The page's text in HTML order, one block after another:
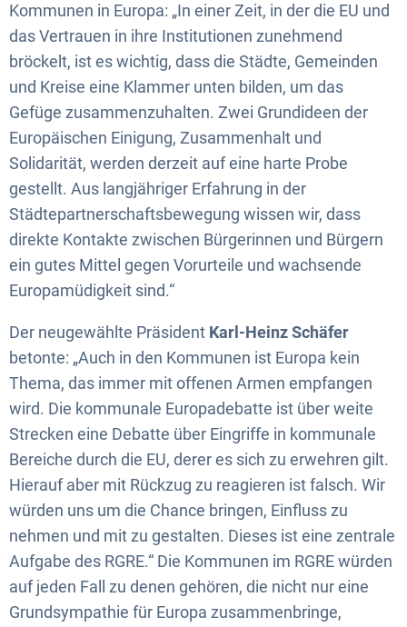
Kommunen in Europa: „In einer Zeit, in der die EU und
das Vertrauen in ihre Institutionen zunehmend
bröckelt, ist es wichtig, dass die Städte, Gemeinden
und Kreise eine Klammer unten bilden, um das
Gefüge zusammenzuhalten. Zwei Grundideen der
Europäischen Einigung, Zusammenhalt und
Solidarität, werden derzeit auf eine harte Probe
gestellt. Aus langjähriger Erfahrung in der
Städtepartnerschaftsbewegung wissen wir, dass
direkte Kontakte zwischen Bürgerinnen und Bürgern
ein gutes Mittel gegen Vorurteile und wachsende
Europamüdigkeit sind.“
Der neugewählte Präsident Karl-Heinz Schäfer
betonte: „Auch in den Kommunen ist Europa kein
Thema, das immer mit offenen Armen empfangen
wird. Die kommunale Europadebatte ist über weite
Strecken eine Debatte über Eingriffe in kommunale
Bereiche durch die EU, derer es sich zu erwehren gilt.
Hierauf aber mit Rückzug zu reagieren ist falsch. Wir
würden uns um die Chance bringen, Einfluss zu
nehmen und mit zu gestalten. Dieses ist eine zentrale
Aufgabe des RGRE.“ Die Kommunen im RGRE würden
auf jeden Fall zu denen gehören, die nicht nur eine
Grundsympathie für Europa zusammenbringe,